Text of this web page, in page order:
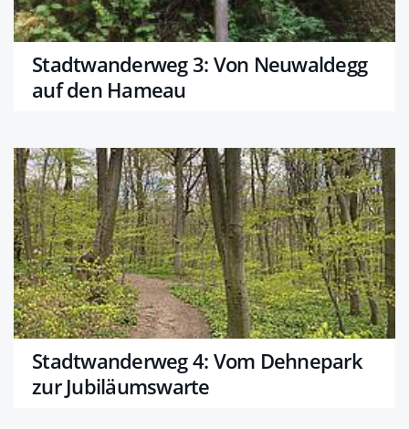
Stadtwanderweg 3: Von Neuwaldegg
auf den Hameau
Stadtwanderweg 4: Vom Dehnepark
zur Jubiläumswarte